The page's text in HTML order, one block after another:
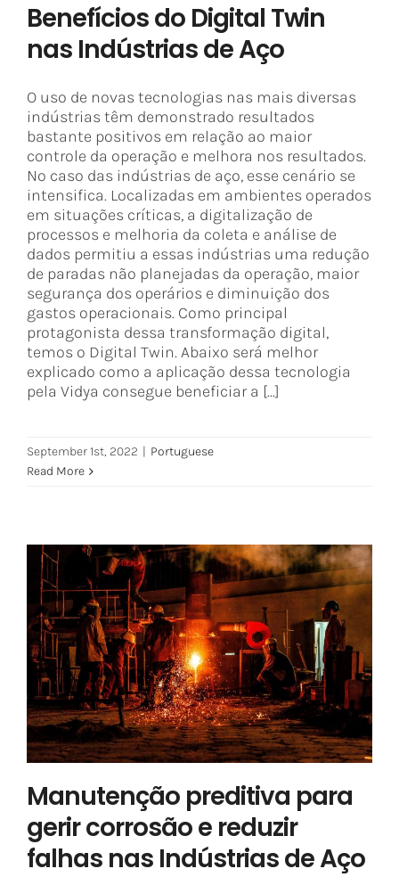
Benefícios do Digital Twin
nas Indústrias de Aço
O uso de novas tecnologias nas mais diversas
indústrias têm demonstrado resultados
bastante positivos em relação ao maior
controle da operação e melhora nos resultados.
No caso das indústrias de aço, esse cenário se
intensifica. Localizadas em ambientes operados
em situações críticas, a digitalização de
processos e melhoria da coleta e análise de
dados permitiu a essas indústrias uma redução
de paradas não planejadas da operação, maior
segurança dos operários e diminuição dos
gastos operacionais. Como principal
protagonista dessa transformação digital,
temos o Digital Twin. Abaixo será melhor
explicado como a aplicação dessa tecnologia
pela Vidya consegue beneficiar a [...]
September 1st, 2022 | Portuguese
Read More
Manutenção preditiva para gerir
corrosão e reduzir falhas nas
Indústrias de Aço
Portuguese
Manutenção preditiva para
gerir corrosão e reduzir
falhas nas Indústrias de Aço